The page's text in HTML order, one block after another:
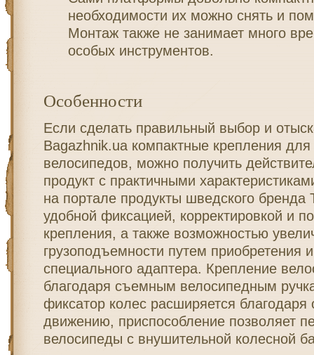
необходимости их можно снять и
Монтаж также не занимает много
особых инструментов.
Особенности
Если сделать правильный выбор и
Bagazhnik.ua компактные крепления для
велосипедов, можно получить
продукт с практичными
на портале продукты шведского бренда
удобной фиксацией, корректировкой и
крепления, а также возможностью
грузоподъемности путем приобретения
специального адаптера. Крепление
благодаря съемным велосипедным
фиксатор колес расширяется
движению, приспособление позволяет
велосипеды с внушительной колесной